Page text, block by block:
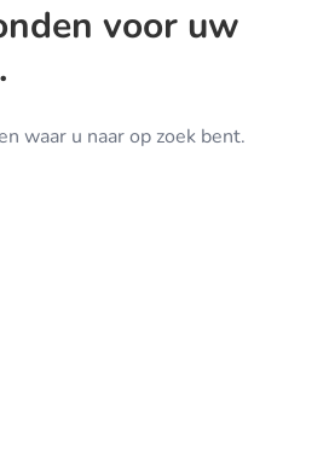
voor uw
waar u naar op zoek bent.